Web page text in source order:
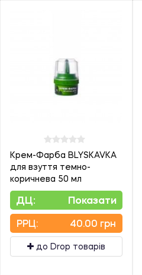
Крем-Фарба BLYSKAVKA
для взуття темно-
коричнева 50 мл
ДЦ: Показати
PPЦ: 40.00 грн
до Drop товарів